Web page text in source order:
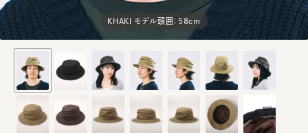
KHAKI モデル頭囲：58cm